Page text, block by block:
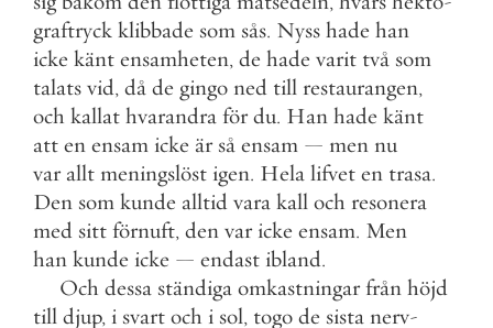
graftryck klibbade som sås. Nyss hade han
icke känt ensamheten, de hade varit två som
talats vid, då de gingo ned till restaurangen,
och kallat hvarandra för du. Han hade känt
att en ensam icke är så ensam — men nu
var allt meningslöst igen. Hela lifvet en trasa.
Den som kunde alltid vara kall och resonera
med sitt förnuft, den var icke ensam. Men
han kunde icke — endast ibland.
Och dessa ständiga omkastningar från höjd
till djup, i svart och i sol, togo de sista nerv-